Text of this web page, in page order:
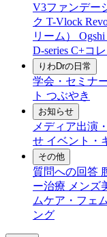
V3ファンデー
ク T-Vlock
リーム）
Ogshi
D-series C+コ
りわDrの日常
学会・セミナ
ト つぶやき
お知らせ
メディア出演
せ イベント・
その他
質問への回答
ー治療 メンズ
ムケア・フェ
ング